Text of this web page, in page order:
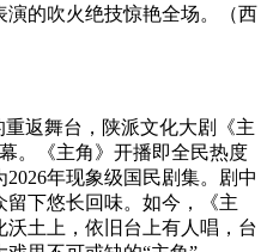
的吹火绝技惊艳全场。（西
返舞台，陕派文化大剧《主
。《主角》开播即全民热度
年现象级国民剧集。剧中
留下悠长回味。如今，《主
土上，依旧台上有人唱，台